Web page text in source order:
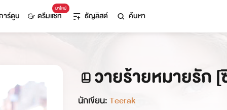
าร์ตูน
มาใหม่
ดรีมแชท ธัญลิสต์ ค้นหา
วายร้ายหมายรัก
นักเขียน:Teerak